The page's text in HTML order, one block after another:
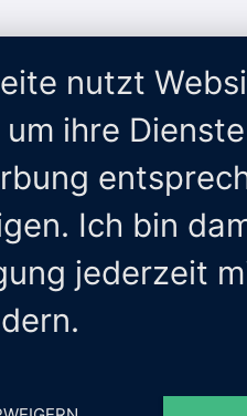
nutzt
ihre
Ich bin
jederzeit